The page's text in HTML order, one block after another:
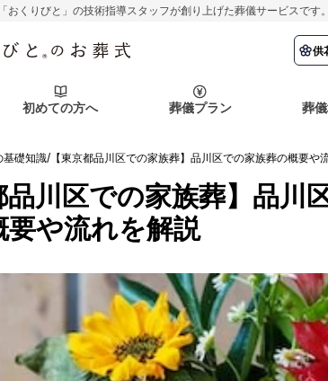
おくりびと」の技術指導スタッフが創り上げた葬儀サービスです。
供
初めての方へ
アフターサポート
スタッフ一覧 採用情報
葬儀プラン 葬
札幌市
初めての方へ 納棺の儀
スタッフ一覧 採用情報
東京都 埼玉県
札幌市
ご葬儀事例 お客様の声
葬儀の知識 供花のご
基礎知識/ 【東京都品川区での家族葬】品川区での家族葬の概要や
品川区での家族葬】品川
要や流れを解説